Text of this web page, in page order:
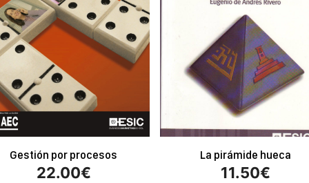
Gestión por procesos
22.00€
La pirámide hueca
11.50€